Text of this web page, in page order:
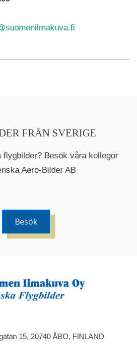
serie så öppnas en ny flik.
över bilder med kända
FRÅN SVERIGE
flygbilder? Besök våra kollegor
Aero-Bilder AB
Besök
15, 20740 ÅBO, FINLAND